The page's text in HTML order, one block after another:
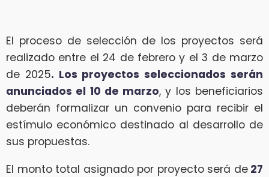
El proceso de selección de los proyectos será
realizado entre el 24 de febrero y el 3 de marzo
de 2025. Los proyectos seleccionados serán
anunciados el 10 de marzo, y los beneficiarios
deberán formalizar un convenio para recibir el
estímulo económico destinado al desarrollo de
sus propuestas.
El monto total asignado por proyecto será de27